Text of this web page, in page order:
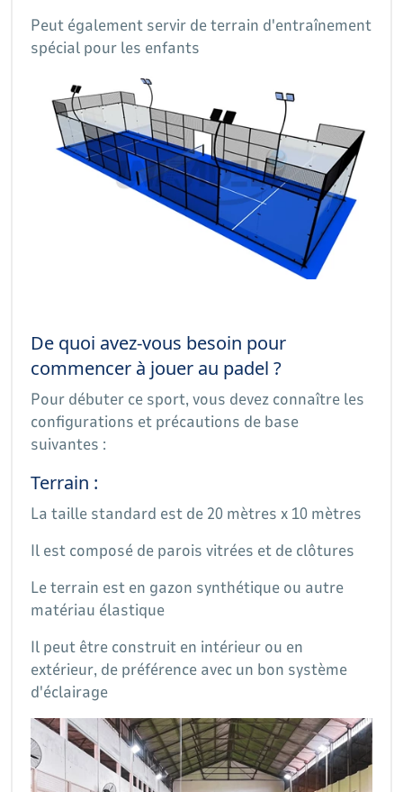
Peut également servir de terrain d'entraînement
spécial pour les enfants
De quoi avez-vous besoin pour
commencer à jouer au padel ?
Pour débuter ce sport, vous devez connaître les
configurations et précautions de base
suivantes :
Terrain :
La taille standard est de 20 mètres x 10 mètres
Il est composé de parois vitrées et de clôtures
Le terrain est en gazon synthétique ou autre
matériau élastique
Il peut être construit en intérieur ou en
extérieur, de préférence avec un bon système
d'éclairage